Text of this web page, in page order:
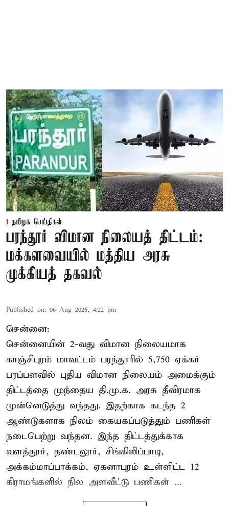
தமிழக செய்திகள்
பரந்தூர் விமான நிலையத் திட்டம்:
மக்களவையில் மத்திய அரசு
முக்கியத் தகவல்
Published on: 06 Aug 2026, 4:22 pm
சென்னை:
சென்னையின் 2-வது விமான நிலையமாக
காஞ்சிபுரம் மாவட்டம் பரந்தூரில் 5,750 ஏக்கர்
பரப்பளவில் புதிய விமான நிலையம் அமைக்கும்
திட்டத்தை முந்தைய தி.மு.க. அரசு தீவிரமாக
முன்னெடுத்து வந்தது. இதற்காக கடந்த 2
ஆண்டுகளாக நிலம் கையகப்படுத்தும் பணிகள்
நடைபெற்று வந்தன. இந்த திட்டத்துக்காக
வளத்தூர், தண்டலூர், சிங்கிலிப்பாடி,
அக்கம்மாப்பாக்கம், ஏகனாபுரம் உள்ளிட்ட 12
கிராமங்களில் நில அளவீட்டு பணிகள் ...